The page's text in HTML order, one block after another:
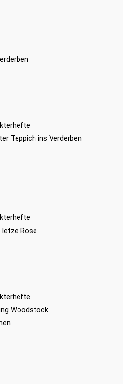
Teppich ins Verderben
Rose
Woodstock